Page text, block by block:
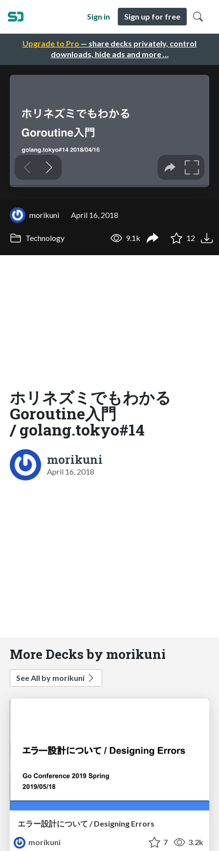
Upgrade to Pro — share decks privately, control
downloads, hide ads and more …
Sign in Sign up for free
morikuni April 16, 2018
Technology 9.1k 12
ホリネズミでもわかる
Goroutine入門
/ golang.tokyo#14
morikuni
April 16, 2018
More Decks by morikuni
See All by morikuni
エラー設計について / Designing Errors
morikuni
7 3.2k